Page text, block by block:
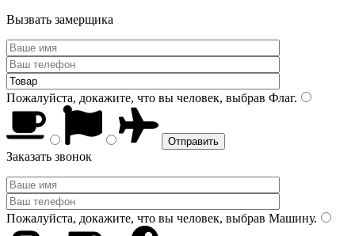
Вызвать замерщика
Пожалуйста, докажите, что вы человек, выбрав Флаг.
Заказать звонок
Пожалуйста, докажите, что вы человек, выбрав Машину.